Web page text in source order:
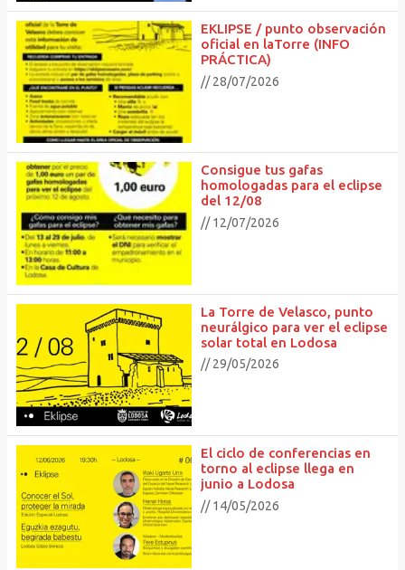
EKLIPSE / punto observación
oficial en laTorre (INFO
PRÁCTICA)
// 28/07/2026
Consigue tus gafas
homologadas para el eclipse
del 12/08
// 12/07/2026
La Torre de Velasco, punto
neurálgico para ver el eclipse
solar total en Lodosa
// 29/05/2026
El ciclo de conferencias en
torno al eclipse llega en
junio a Lodosa
// 14/05/2026